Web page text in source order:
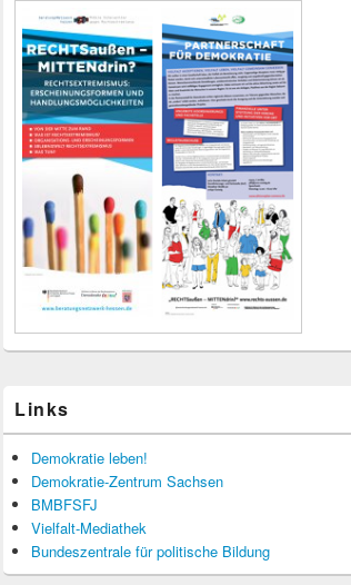
Links
Demokratie leben!
Demokratie-Zentrum Sachsen
BMBFSFJ
Vielfalt-Mediathek
Bundeszentrale für politische Bildung